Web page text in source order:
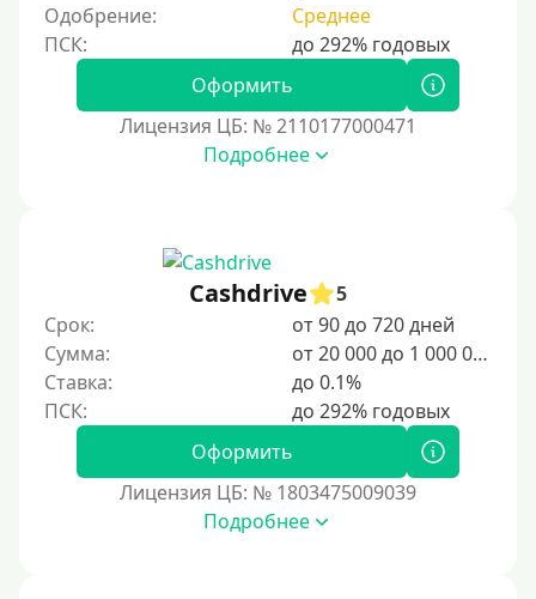
Одобрение:
Среднее
Оформить
Лицензия ЦБ: № 2110177000471
Подробнее
Cashdrive
5
Срок:
от 90 до 720 дней
Сумма:
от 20 000 до 1 000 000 ₽
Ставка:
до 0.1%
Оформить
Лицензия ЦБ: № 1803475009039
Подробнее